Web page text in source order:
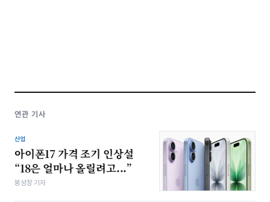
연관 기사
산업
아이폰17 가격 조기 인상설
“18은 얼마나 올릴려고...”
봉성창 기자